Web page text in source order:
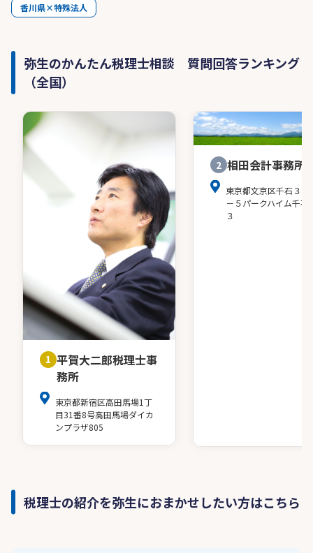
香川県×特殊法人
弥生のかんたん税理士相談 質問回答ランキング
（全国）
1 平賀大二郎税理士事
務所
東京都新宿区高田馬場1丁
目31番8号高田馬場ダイカ
ンプラザ805
2 相田会計事務所
東京都文京区千石３－
－５パークハイム千石
３
税理士の紹介を弥生におまかせしたい方はこちら